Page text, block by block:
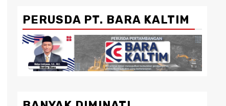
PERUSDA PT. BARA KALTIM